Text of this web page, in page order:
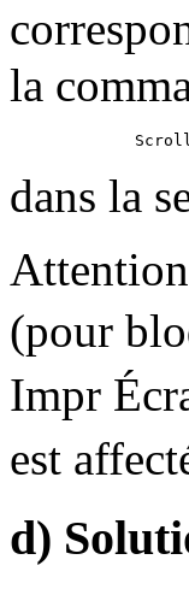
la
dans la
(pour
Impr
est
d)